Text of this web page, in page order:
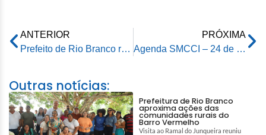
ANTERIOR
Prefeito de Rio Branco realiza visita técnica às obras da maior creche do Estado do Acre
PRÓXIMA
Agenda SMCCI – 24 de outubro de 2025
Outras notícias:
Prefeitura de Rio Branco
aproxima ações das
comunidades rurais do
Barro Vermelho
Visita ao Ramal do Junqueira reuniu